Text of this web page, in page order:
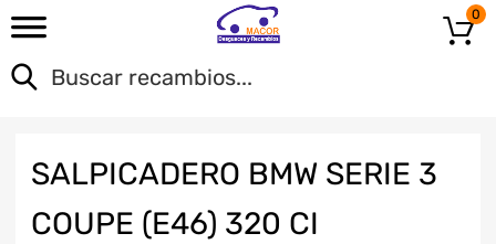
0
SALPICADERO BMW SERIE 3
COUPE (E46) 320 CI